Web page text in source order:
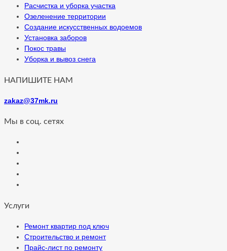
Расчистка и уборка участка
Озеленение территории
Создание искусственных водоемов
Установка заборов
Покос травы
Уборка и вывоз снега
НАПИШИТЕ НАМ
zakaz@37mk.ru
Мы в соц. сетях
Услуги
Ремонт квартир под ключ
Строительство и ремонт
Прайс-лист по ремонту